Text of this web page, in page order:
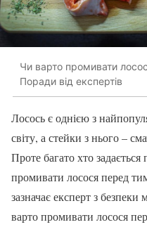
Чи варто промивати
Поради від експертів
Лосось є однією з
світу, а стейки з нього –
Проте багато хто
промивати лосося перед
зазначає експерт з безпеки
варто промивати лосося